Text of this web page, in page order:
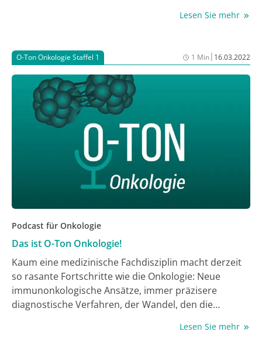
Verhältnis zur DGHO gestaltet und welche Ziele sich
Lesen Sie mehr
O-Ton Onkologie Staffel 1 1 Min| 16.03.2022
Podcast für Onkologie
Das ist O-Ton Onkologie!
Kaum eine medizinische Fachdisziplin macht derzeit
so rasante Fortschritte wie die Onkologie: Neue
immunonkologische Ansätze, immer präzisere
diagnostische Verfahren, der Wandel, den die
besprechen wir im Podcast O-Ton Onkologie.Lesen Sie mehr